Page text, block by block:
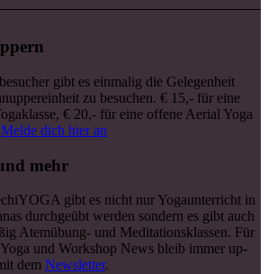
gibt es einmalig die Gelegenheit
zu besuchen. € 15,- für eine
€ 20,- für eine offene Aerial Yoga
Melde dich hier an
mehr
gibt es nicht nur Yogaunterricht in
durchgeübt werden sondern es gibt auch
Atemübung- und Meditationsklassen. Für
und Workshop News bleib immer up-
dem Newsletter.